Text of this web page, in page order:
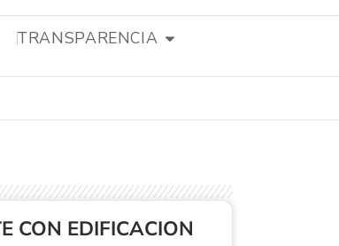
TRANSPARENCIA
búsqueda
CON EDIFICACION